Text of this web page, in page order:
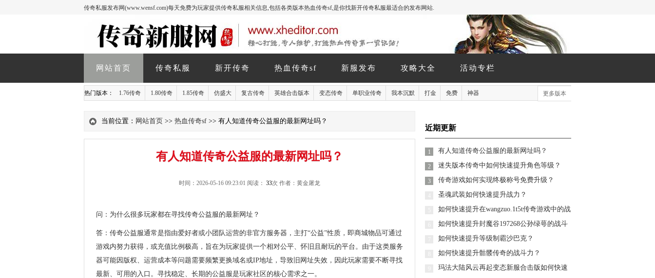
传奇私服发布网(www.wensf.com)每天免费为玩家提供传奇私服相关信息,包括各类版本热血传奇sf,是你找新开传奇私服最适合的发布网站.
网站首页 传奇私服 新开传奇 热血传奇sf 新服发布 攻略大全 活动专栏
热门版本： 1.76传奇 1.80传奇 1.85传奇 仿盛大 复古传奇 英雄合击版本 变态传奇 单职业传奇 我本沉默 打金 免费 神器 更多版本
当前位置： 网站首页 >> 热血传奇sf >> 有人知道传奇公益服的最新网址吗？
有人知道传奇公益服的最新网址吗？
时间：2026-05-16 09:23:01 阅读： 33次 作者：黄金屠龙
问：为什么很多玩家都在寻找传奇公益服的最新网址？
答：传奇公益服通常是指由爱好者或小团队运营的非官方服务器，主打“公益”性质，即商城物品可通过
游戏内努力获得，或充值比例极高，旨在为玩家提供一个相对公平、怀旧且耐玩的平台。由于这类服务
器可能因版权、运营成本等问题需要频繁更换域名或IP地址，导致旧网址失效，因此玩家需要不断寻找
最新、可用的入口。寻找稳定、长期的公益服是玩家社区的核心需求之一。
近期更新
1 有人知道传奇公益服的最新网址吗？
2 迷失版本传奇中如何快速提升角色等级？
3 传奇游戏如何实现终极称号免费升级？
圣魂武装如何快速提升战力？
如何快速提升在wangzuo.1t5t传奇游戏中的战
斗力？
如何快速提升封魔谷197268公孙绿萼的战斗
力？
如何快速提升等级制霸沙巴克？
如何快速提升骷髅传奇的战斗力？
玛法大陆风云再起变态新服合击版如何快速